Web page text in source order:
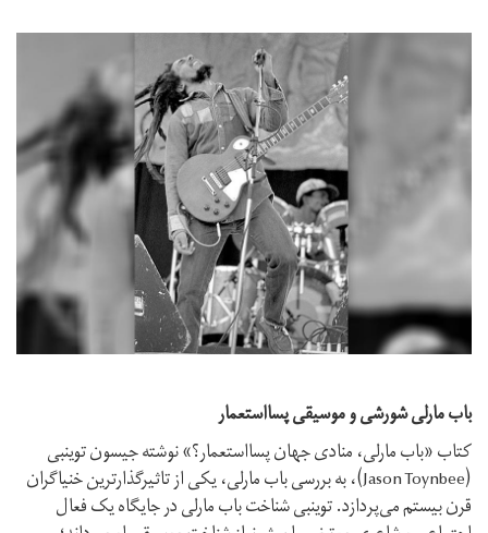
باب مارلی شورشی و موسیقی پسااستعمار
کتاب «باب مارلی، منادی جهان پسااستعمار؟» نوشته جیسون توینبی
(Jason Toynbee)، به بررسی باب مارلی، یکی از تاثیرگذارترین خنیاگران
قرن بیستم می‌پردازد. توینبی شناخت باب مارلی در جایگاه یک فعال